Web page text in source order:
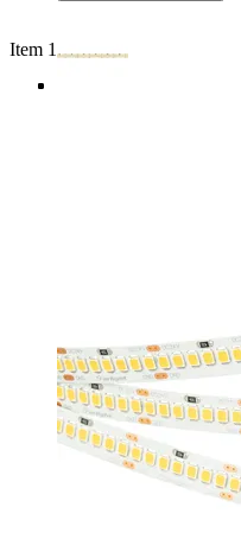
Item 1 of 4